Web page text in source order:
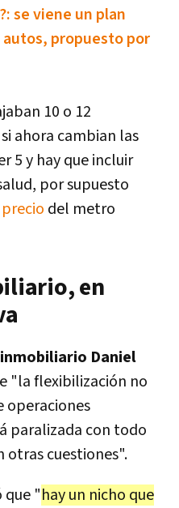
se viene un plan
propuesto por
10 o 12
ahora cambian las
5 y hay que incluir
por supuesto
precio del metro
en
Daniel
"la flexibilización no
operaciones
paralizada con todo
otras cuestiones".
que "hay un nicho que